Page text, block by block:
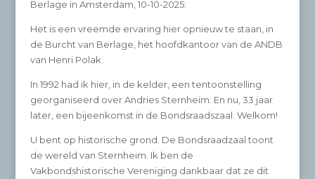
Berlage in Amsterdam, 10-10-2025:
Het is een vreemde ervaring hier opnieuw te staan, in
de Burcht van Berlage, het hoofdkantoor van de ANDB
van Henri Polak.
In 1992 had ik hier, in de kelder, een tentoonstelling
georganiseerd over Andries Sternheim. En nu, 33 jaar
later, een bijeenkomst in de Bondsraadszaal. Welkom!
U bent op historische grond. De Bondsraadzaal toont
de wereld van Sternheim. Ik ben de
Vakbondshistorische Vereniging dankbaar dat ze dit